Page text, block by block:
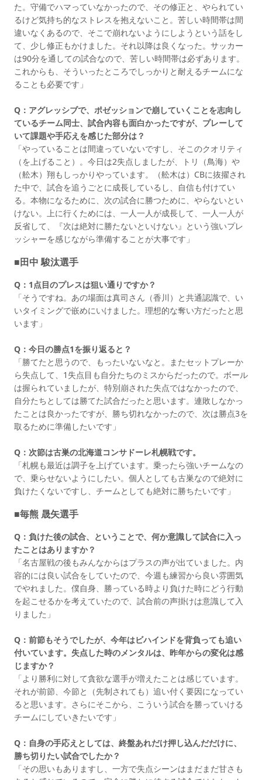
た。守備でハマっていなかったので、その修正と、やられてい
るけど気持ち的なストレスを抱えないこと。苦しい時間帯は間
違いなくあるので、そこで崩れないようにしようという話をし
て、少し修正もかけました。それ以降は良くなった。サッカー
は90分を通しての試合なので、苦しい時間帯は必ずあります。
これからも、そういったところでしっかりと耐えるチームにな
ることも必要です」
Q：アグレッシブで、ポゼッションで崩していくことを志向し
ているチーム同士、試合内容も面白かったですが、プレーして
いて課題や手応えを感じた部分は？
「やっていることは間違っていないですし、そこのクオリティ
（を上げること）。今日は2失点しましたが、トリ（鳥海）や
（舩木）翔もしっかりやっています。（舩木は）CBに抜擢され
た中で、試合を追うごとに成長しているし、自信も付けてい
る。本物になるために、次の試合に勝つために、やらないとい
けない。上に行くためには、一人一人が成長して、一人一人が
反省して、『次は絶対に勝たないといけない』という強いプレ
ッシャーを感じながら準備することが大事です」
■田中 駿汰選手
Q：1点目のプレスは狙い通りですか？
「そうですね。あの場面は真司さん（香川）と共通認識で、い
いタイミングで嵌めにいけました。理想的な奪い方だったと思
います」
Q：今日の勝点1を振り返ると？
「勝てたと思うので、もったいないなと。またセットプレーか
ら失点して、1失点目も自分たちのミスからだったので。ボール
は握られていましたが、特別崩された失点ではなかったので、
自分たちとしては勝てた試合だったと思います。連敗しなかっ
たことは良かったですが、勝ち切れなかったので、次は勝点3を
取るために準備したいです」
Q：次節は古巣の北海道コンサドーレ札幌戦です。
「札幌も最近は調子を上げています。乗ったら強いチームなの
で、乗らせないようにしたい。個人としても古巣なので絶対に
負けたくないですし、チームとしても絶対に勝ちたいです」
■毎熊 晟矢選手
Q：負けた後の試合、ということで、何か意識して試合に入っ
たことはありますか？
「名古屋戦の後もみんなからはプラスの声が出ていました。内
容的には良い試合をしていたので、今週も練習から良い雰囲気
でやれました。僕自身、勝っている時より負けた時にどう行動
を起こせるかを考えていたので、試合前の声掛けは意識して入
りました」
Q：前節もそうでしたが、今年はビハインドを背負っても追い
付いています。失点した時のメンタルは、昨年からの変化は感
じますか？
「より勝利に対して貪欲な選手が増えたことは感じています。
それが前節、今節と（先制されても）追い付く要因になってい
ると思います。さらにそこから、こういう試合を勝っていける
チームにしていきたいです」
Q：自身の手応えとしては、終盤あれだけ押し込んだだけに、
勝ち切りたい試合でしたか？
「その思いもありますし、一方で失点シーンはまだまだ甘さも